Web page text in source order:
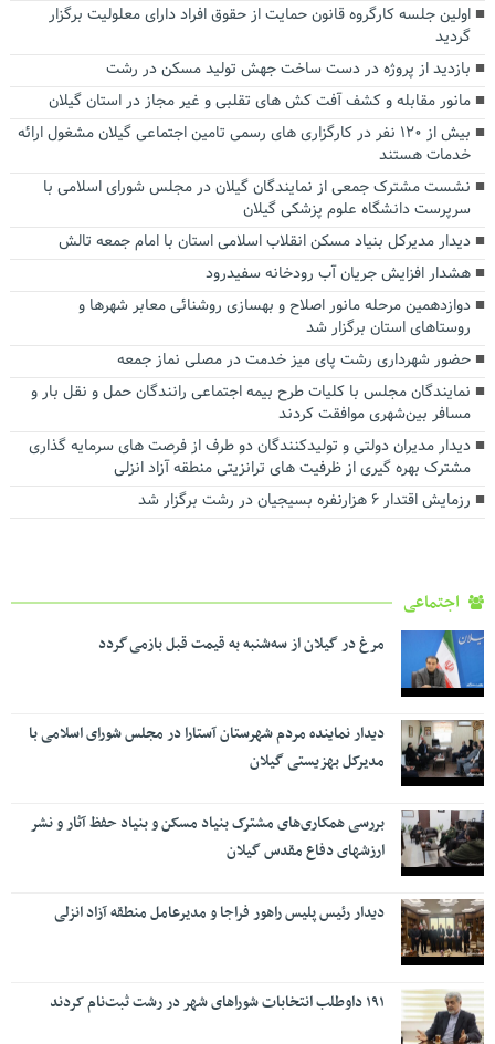
اولین جلسه کارگروه قانون حمایت از حقوق افراد دارای معلولیت برگزار
گردید
بازدید از پروژه در دست ساخت جهش تولید مسکن در رشت
مانور مقابله و کشف آفت کش های تقلبی و غیر مجاز در استان گیلان
بیش از ۱۲۰ نفر در کارگزاری های رسمی تامین اجتماعی گیلان مشغول ارائه
خدمات هستند
نشست مشترک جمعی از نمایندگان گیلان در مجلس شورای اسلامی با
سرپرست دانشگاه علوم پزشکی گیلان
دیدار مدیرکل بنیاد مسکن انقلاب اسلامی استان با امام جمعه تالش
هشدار افزایش جریان آب رودخانه سفیدرود
دوازدهمین مرحله مانور اصلاح و بهسازی روشنائی معابر شهرها و
روستاهای استان برگزار شد
حضور شهرداری رشت پای میز خدمت در مصلی نماز جمعه
نمایندگان مجلس با کلیات طرح بیمه اجتماعی رانندگان حمل و نقل بار و
مسافر بین‌شهری موافقت کردند
دیدار مدیران دولتی و تولیدکنندگان دو طرف از فرصت های سرمایه گذاری
مشترک بهره گیری از ظرفیت های ترانزیتی منطقه آزاد انزلی
رزمایش اقتدار ۶ هزارنفره بسیجیان در رشت برگزار شد
اجتماعی
مرغ در گیلان از سه‌شنبه به قیمت قبل بازمی گردد
دیدار نماینده مردم شهرستان آستارا در مجلس شورای اسلامی با
مدیرکل بهزیستی گیلان
بررسی همکاری‌های مشترک بنیاد مسکن و بنیاد حفظ آثار و نشر
ارزشهای دفاع مقدس گیلان
دیدار رئیس پلیس راهور فراجا و مدیرعامل منطقه آزاد انزلی
۱۹۱ داوطلب انتخابات شوراهای شهر در رشت ثبت‌نام کردند